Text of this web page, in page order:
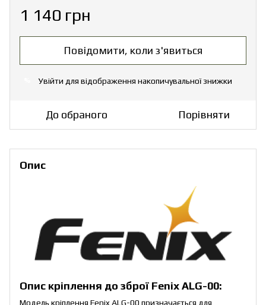
1 140 грн
Повідомити, коли з'явиться
Увійти для відображення накопичувальної знижки
До обраного Порівняти
Опис
Опис кріплення до зброї Fenix ALG-00:
Модель кріплення Fenix ALG-00 призначається для